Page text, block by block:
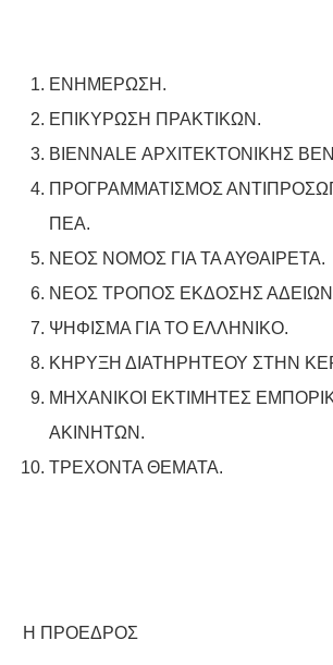
ΕΝΗΜΕΡΩΣΗ.
ΕΠΙΚΥΡΩΣΗ ΠΡΑΚΤΙΚΩΝ.
BIENNALE ΑΡΧΙΤΕΚΤΟΝΙΚΗΣ
ΠΡΟΓΡΑΜΜΑΤΙΣΜΟΣ
ΠΕΑ.
ΝΕΟΣ ΝΟΜΟΣ ΓΙΑ ΤΑ ΑΥΘΑΙΡΕΤΑ.
ΝΕΟΣ ΤΡΟΠΟΣ ΕΚΔΟΣΗΣ
ΨΗΦΙΣΜΑ ΓΙΑ ΤΟ ΕΛΛΗΝΙΚΟ.
ΚΗΡΥΞΗ ΔΙΑΤΗΡΗΤΕΟΥ ΣΤΗΝ
ΜΗΧΑΝΙΚΟΙ ΕΚΤΙΜΗΤΕΣ
ΑΚΙΝΗΤΩΝ.
ΤΡΕΧΟΝΤΑ ΘΕΜΑΤΑ.
Η ΠΡΟΕΔΡΟΣ